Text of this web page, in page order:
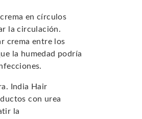
en círculos
la circulación.
crema entre los
la humedad podría
India Hair
con urea
la